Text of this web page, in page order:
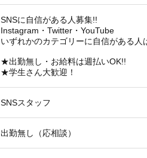
SNSに自信がある人募集!!
Instagram・Twitter・YouTube
いずれかのカテゴリーに自信がある人
★出勤無し・お給料は週払いOK!!
★学生さん大歓迎！
SNSスタッフ
出勤無し（応相談）